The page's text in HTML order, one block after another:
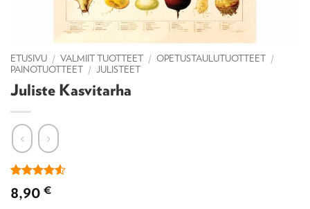
ETUSIVU / VALMIIT TUOTTEET / OPETUSTAULUTUOTTEET /
PAINOTUOTTEET / JULISTEET
Juliste Kasvitarha
Arvio 4.5
5:stä
2
8,90 €